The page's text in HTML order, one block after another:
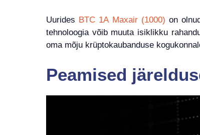
Uurides BTC 1A Maxair (1000) on
tehnoloogia võib muuta isiklikku
oma mõju krüptokaubanduse
Peamised